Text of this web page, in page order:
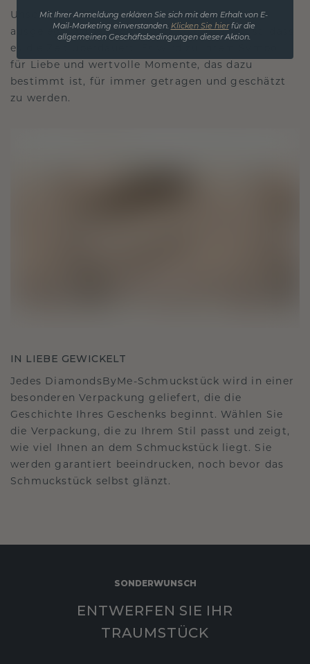
Unsere Designphilosophie ist auf Verbindung
ausgelegt, wobei jedes Stück so gestaltet ist, dass
es die Zeit überdauert. Es wird zu Ihrem Symbol
für Liebe und wertvolle Momente, das dazu
bestimmt ist, für immer getragen und geschätzt
zu werden.
IN LIEBE GEWICKELT
Jedes DiamondsByMe-Schmuckstück wird in einer
besonderen Verpackung geliefert, die die
Geschichte Ihres Geschenks beginnt. Wählen Sie
die Verpackung, die zu Ihrem Stil passt und zeigt,
wie viel Ihnen an dem Schmuckstück liegt. Sie
werden garantiert beeindrucken, noch bevor das
Schmuckstück selbst glänzt.
SONDERWUNSCH
ENTWERFEN SIE IHR
TRAUMSTÜCK
Mit Ihrer Anmeldung erklären Sie sich mit dem Erhalt von E-
Mail-Marketing einverstanden. Klicken Sie hierfür die
allgemeinen Geschäftsbedingungen dieser Aktion.